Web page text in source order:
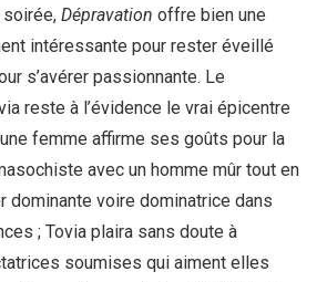
Dépravation offre bien une
intéressante pour rester éveillé
s’avérer passionnante. Le
reste à l’évidence le vrai épicentre
femme affirme ses goûts pour la
avec un homme mûr tout en
dominante voire dominatrice dans
; Tovia plaira sans doute à
soumises qui aiment elles